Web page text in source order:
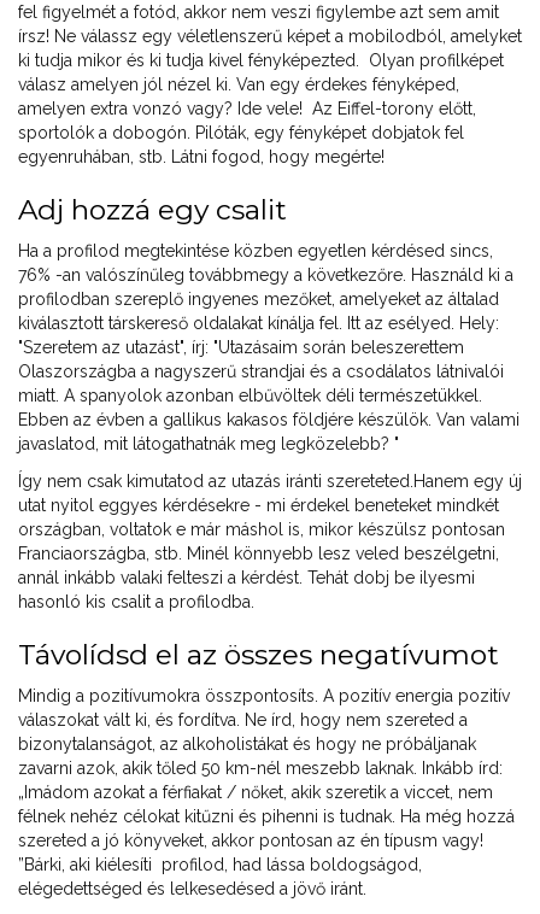
fel figyelmét a fotód, akkor nem veszi figylembe azt sem amit
írsz! Ne válassz egy véletlenszerű képet a mobilodból, amelyket
ki tudja mikor és ki tudja kivel fényképezted. Olyan profilképet
válasz amelyen jól nézel ki. Van egy érdekes fényképed,
amelyen extra vonzó vagy? Ide vele! Az Eiffel-torony előtt,
sportolók a dobogón. Pilóták, egy fényképet dobjatok fel
egyenruhában, stb. Látni fogod, hogy megérte!
Adj hozzá egy csalit
Ha a profilod megtekintése közben egyetlen kérdésed sincs,
76% -an valószínűleg továbbmegy a következőre. Használd ki a
profilodban szereplő ingyenes mezőket, amelyeket az általad
kiválasztott társkereső oldalakat kínálja fel. Itt az esélyed. Hely:
"Szeretem az utazást", írj: "Utazásaim során beleszerettem
Olaszországba a nagyszerű strandjai és a csodálatos látnivalói
miatt. A spanyolok azonban elbűvöltek déli természetükkel.
Ebben az évben a gallikus kakasos földjére készülök. Van valami
javaslatod, mit látogathatnák meg legközelebb? "
Így nem csak kimutatod az utazás iránti szereteted.Hanem egy új
utat nyitol eggyes kérdésekre - mi érdekel beneteket mindkét
országban, voltatok e már máshol is, mikor készülsz pontosan
Franciaországba, stb. Minél könnyebb lesz veled beszélgetni,
annál inkább valaki felteszi a kérdést. Tehát dobj be ilyesmi
hasonló kis csalit a profilodba.
Távolídsd el az összes negatívumot
Mindig a pozitívumokra összpontosíts. A pozitív energia pozitív
válaszokat vált ki, és fordítva. Ne írd, hogy nem szereted a
bizonytalanságot, az alkoholistákat és hogy ne próbáljanak
zavarni azok, akik tőled 50 km-nél meszebb laknak. Inkább írd:
„Imádom azokat a férfiakat / nőket, akik szeretik a viccet, nem
félnek nehéz célokat kitűzni és pihenni is tudnak. Ha még hozzá
szereted a jó könyveket, akkor pontosan az én típusm vagy!
”Bárki, aki kiélesíti profilod, had lássa boldogságod,
elégedettséged és lelkesedésed a jövő iránt.